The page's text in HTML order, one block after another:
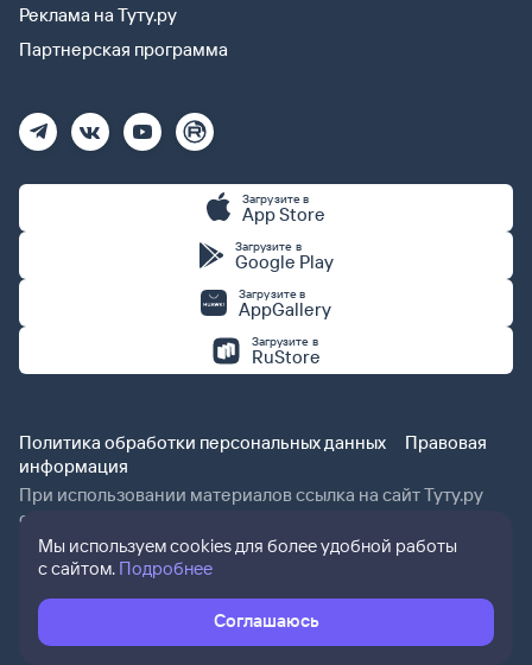
Реклама на Туту.ру
Партнерская программа
Загрузите в
App Store
Загрузите в
Google Play
Загрузите в
AppGallery
Загрузите в
RuStore
Политика обработки персональных данных
Правовая
информация
При использовании материалов ссылка на сайт Туту.ру
обязательна.
Мы используем cookies для более удобной работы
с сайтом. Подробнее
Соглашаюсь